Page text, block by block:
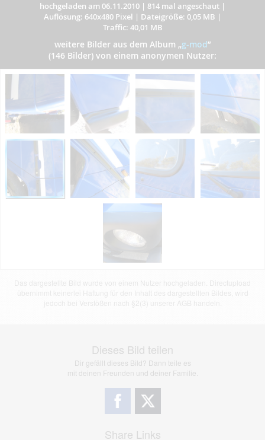
hochgeladen am 06.11.2010 | 814 mal angeschaut |
Auflösung: 640x480 Pixel | Dateigröße: 0,05 MB |
Traffic: 40,01 MB
weitere Bilder aus dem Album „g-mod”
(146 Bilder) von einem anonymen Nutzer:
Dieses Bild teilen
Dir gefällt dieses Bild? Dann teile es
mit deinen Freunden und deiner Familie.
Share Links